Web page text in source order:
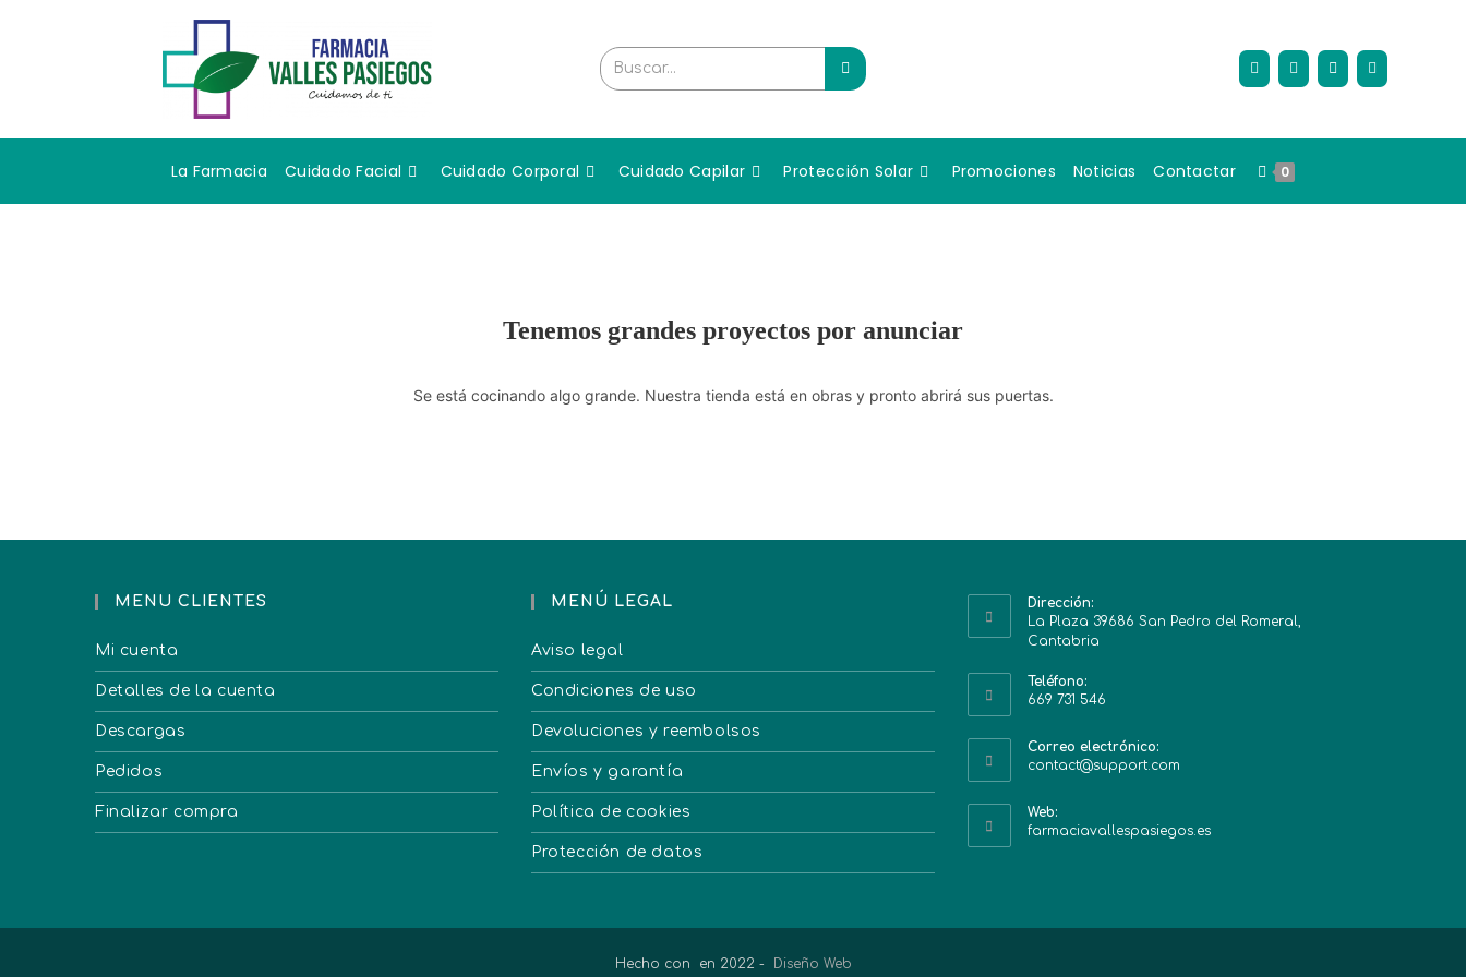
Buscar...
La Farmacia Cuidado Facial Cuidado Corporal Cuidado Capilar Protección Solar Promociones Noticias Contactar 0
Tenemos grandes proyectos por anunciar
Se está cocinando algo grande. Nuestra tienda está en obras y pronto abrirá sus puertas.
MENU CLIENTES
Mi cuenta
Detalles de la cuenta
Descargas
Pedidos
Finalizar compra
MENÚ LEGAL
Aviso legal
Condiciones de uso
Devoluciones y reembolsos
Envíos y garantía
Política de cookies
Protección de datos
Dirección:
La Plaza 39686 San Pedro del Romeral,
Cantabria
Teléfono:
669 731 546
Correo electrónico:
contact@support.com
Web:
farmaciavallespasiegos.es
Hecho con en 2022 - Diseño Web